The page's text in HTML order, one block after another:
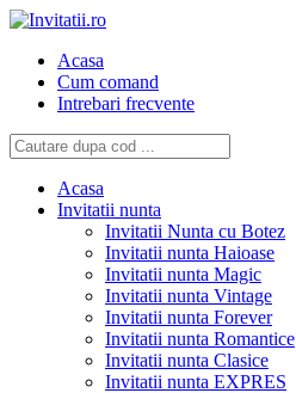
Acasa
Cum comand
Intrebari frecvente
Acasa
Invitatii nunta
Invitatii Nunta cu Botez
Invitatii nunta Haioase
Invitatii nunta Magic
Invitatii nunta Vintage
Invitatii nunta Forever
Invitatii nunta Romantice
Invitatii nunta Clasice
Invitatii nunta EXPRES